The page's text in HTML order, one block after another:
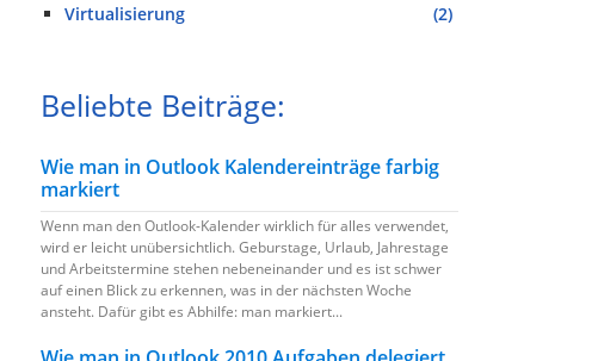
Virtualisierung
(2)
Beliebte Beiträge:
Wie man in Outlook Kalendereinträge farbig
markiert
Wenn man den Outlook-Kalender wirklich für alles verwendet,
wird er leicht unübersichtlich. Geburstage, Urlaub, Jahrestage
und Arbeitstermine stehen nebeneinander und es ist schwer
auf einen Blick zu erkennen, was in der nächsten Woche
ansteht. Dafür gibt es Abhilfe: man markiert...